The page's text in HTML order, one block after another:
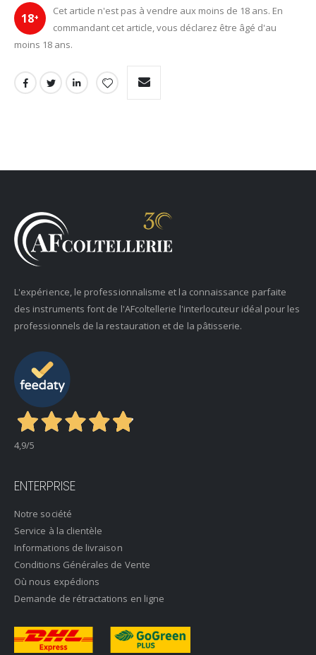
18+
Cet article n'est pas à vendre aux moins de 18 ans. En
commandant cet article, vous déclarez être âgé d'au
moins 18 ans.
L'expérience, le professionnalisme et la connaissance parfaite
des instruments font de l'AFcoltellerie l'interlocuteur idéal pour les
professionnels de la restauration et de la pâtisserie.
4,9/5
ENTERPRISE
Notre société
Service à la clientèle
Informations de livraison
Conditions Générales de Vente
Où nous expédions
Demande de rétractations en ligne